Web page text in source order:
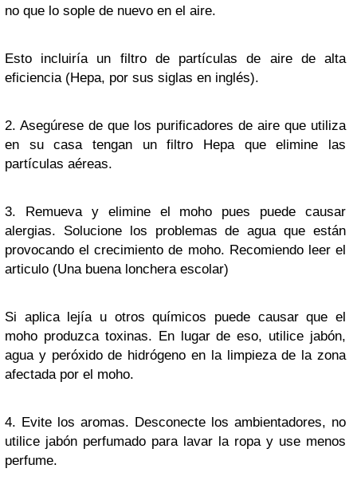
no que lo sople de nuevo en el aire.
Esto incluiría un filtro de partículas de aire de alta
eficiencia (Hepa, por sus siglas en inglés).
2. Asegúrese de que los purificadores de aire que utiliza
en su casa tengan un filtro Hepa que elimine las
partículas aéreas.
3. Remueva y elimine el moho pues puede causar
alergias. Solucione los problemas de agua que están
provocando el crecimiento de moho. Recomiendo leer el
articulo (Una buena lonchera escolar)
Si aplica lejía u otros químicos puede causar que el
moho produzca toxinas. En lugar de eso, utilice jabón,
agua y peróxido de hidrógeno en la limpieza de la zona
afectada por el moho.
4. Evite los aromas. Desconecte los ambientadores, no
utilice jabón perfumado para lavar la ropa y use menos
perfume.